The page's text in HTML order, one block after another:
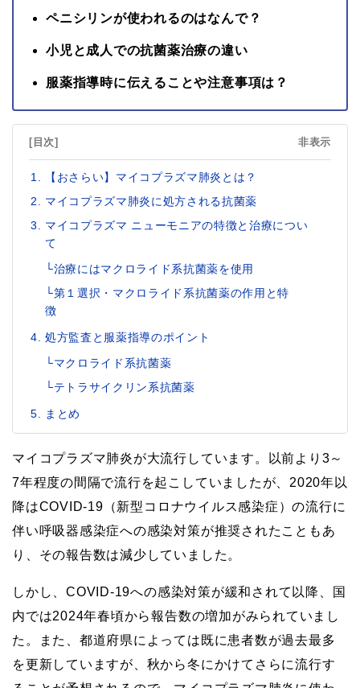
ペニシリンが使われるのはなんで？
小児と成人での抗菌薬治療の違い
服薬指導時に伝えることや注意事項は？
[目次] 非表示
【おさらい】マイコプラズマ肺炎とは？
マイコプラズマ肺炎に処方される抗菌薬
マイコプラズマ ニューモニアの特徴と治療につい
て
└治療にはマクロライド系抗菌薬を使用
└第１選択・マクロライド系抗菌薬の作用と特
徴
処方監査と服薬指導のポイント
└マクロライド系抗菌薬
└テトラサイクリン系抗菌薬
まとめ
マイコプラズマ肺炎が大流行しています。以前より3～
7年程度の間隔で流行を起こしていましたが、2020年以
降はCOVID-19（新型コロナウイルス感染症）の流行に
伴い呼吸器感染症への感染対策が推奨されたこともあ
り、その報告数は減少していました。
しかし、COVID-19への感染対策が緩和されて以降、国
内では2024年春頃から報告数の増加がみられていまし
た。また、都道府県によっては既に患者数が過去最多
を更新していますが、秋から冬にかけてさらに流行す